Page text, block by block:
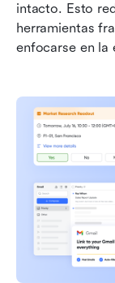
intacto. Esto
herramientas
enfocarse en la